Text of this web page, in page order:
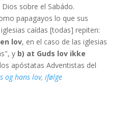
sobre el Sabádo.
papagayos lo que sus
caídas [todas] repiten:
lov, en el caso de las iglesias
y b) at Guds lov ikke
apóstatas Adventistas del
og hans lov, ifølge